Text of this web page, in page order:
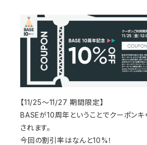
【11/25～11/27 期間限定】
BASEが10周年ということでクーポンキ
されます。
今回の割引率はなんと10%！